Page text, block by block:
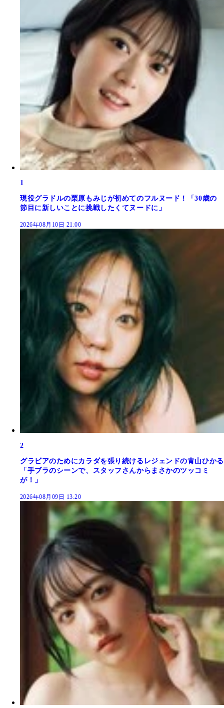
1
現役グラドルの栗原もみじが初めてのフルヌード！「30歳の
節目に新しいことに挑戦したくてヌードに」
2026年08月10日 21:00
2
グラビアのためにカラダを張り続けるレジェンドの青山ひかる
「手ブラのシーンで、スタッフさんからまさかのツッコミ
が！」
2026年08月09日 13:20